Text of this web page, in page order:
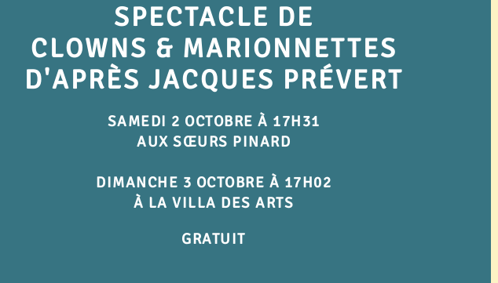
SPECTACLE DE
CLOWNS & MARIONNETTES
D'APRÈS JACQUES PRÉVERT
SAMEDI 2 OCTOBRE À 17H31
AUX SŒURS PINARD
DIMANCHE 3 OCTOBRE À 17H02
À LA VILLA DES ARTS
GRATUIT